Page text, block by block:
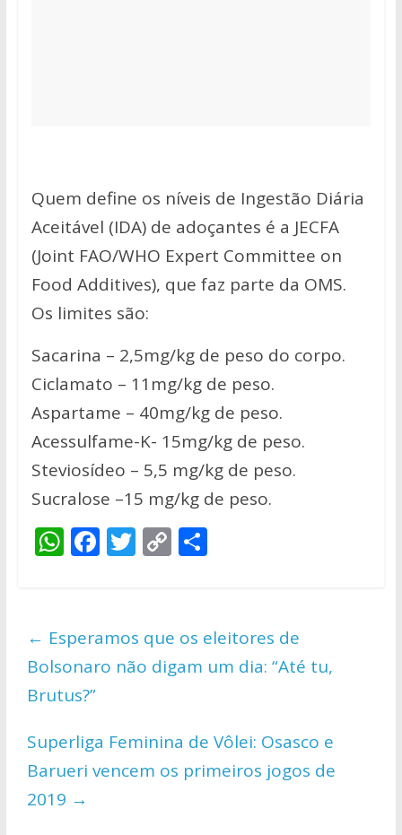
Quem define os níveis de Ingestão Diária
Aceitável (IDA) de adoçantes é a JECFA
(Joint FAO/WHO Expert Committee on
Food Additives), que faz parte da OMS.
Os limites são:
Sacarina – 2,5mg/kg de peso do corpo.
Ciclamato – 11mg/kg de peso.
Aspartame – 40mg/kg de peso.
Acessulfame-K- 15mg/kg de peso.
Steviosídeo – 5,5 mg/kg de peso.
Sucralose –15 mg/kg de peso.
W
s
A
p
p
F
b
o
o
T
er
C
y
Li
n
S
e
← Esperamos que os eleitores de
Bolsonaro não digam um dia: “Até tu,
Brutus?”
Superliga Feminina de Vôlei: Osasco e
Barueri vencem os primeiros jogos de
2019 →